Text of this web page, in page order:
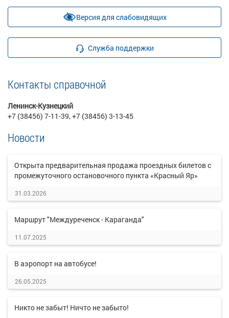
Версия для слабовидящих
Служба поддержки
Контакты справочной
Ленинск-Кузнецкий
+7 (38456) 7-11-39, +7 (38456) 3-13-45
Новости
Открыта предварительная продажа проездных билетов с
промежуточного остановочного пункта «Красный Яр»
31.03.2026
Маршрут "Междуреченск - Караганда"
11.07.2025
В аэропорт на автобусе!
26.05.2025
Никто не забыт! Ничто не забыто!